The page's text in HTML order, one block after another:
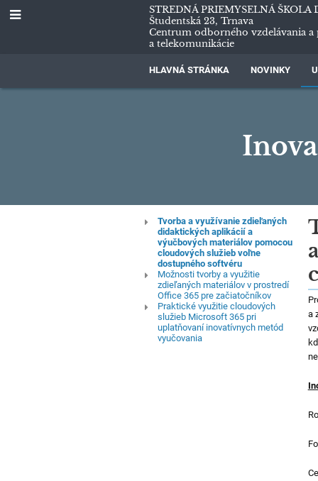
STREDNÁ PRIEMYSELNÁ ŠKOLA
Študentská 23, Trnava
Centrum odborného vzdelávania
a telekomunikácie
HLAVNÁ STRÁNKA NOVINKY
Inovačné/
vzdelávanie
Tvorba a využívanie zdieľaných
didaktických aplikácií a
výučbových materiálov pomocou
cloudových služieb voľne
dostupného softvéru
Možnosti tvorby a využitie
zdieľaných materiálov v prostredí
Office 365 pre začiatočníkov
Praktické využitie cloudových
služieb Microsoft 365 pri
uplatňovaní inovatívnych metód
vyučovania
a